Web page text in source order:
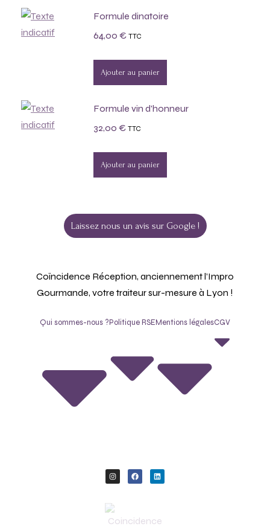
Formule dinatoire
64,00 € TTC
Ajouter au panier
Formule vin d'honneur
32,00 € TTC
Ajouter au panier
Laissez nous un avis sur Google !
Coïncidence Réception, anciennement l’Impro
Gourmande, votre traiteur sur-mesure à Lyon !
Qui sommes-nous ?Politique RSEMentions légalesCGV